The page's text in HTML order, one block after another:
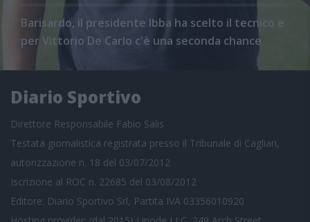
Barisardo, il presidente Ibba ha scelto il tecnico e
per Vittorio De Carlo c'è una seconda chance
Diario Sportivo
Direttore Responsabile Fabio Salis
Testata giornalistica registrata presso il Tribunale di Cagliari,
autorizzazione n. 18 del 03/07/2012
Iscrizione al ROC n. 22685 del 03/08/2012
Editore: Diario Sportivo Srl, Partita IVA 03356010920